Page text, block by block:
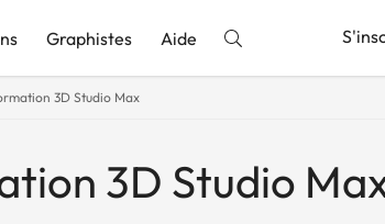
Graphistes Aide
3D Studio Max
3D Studio